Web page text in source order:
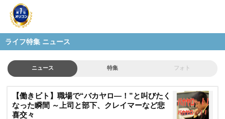
ライフ特集 ニュース
ニュース 特集 フォト
【働きビト】職場で“バカヤロ―！”と叫びたく
なった瞬間 ～上司と部下、クレイマーなど悲
喜交々